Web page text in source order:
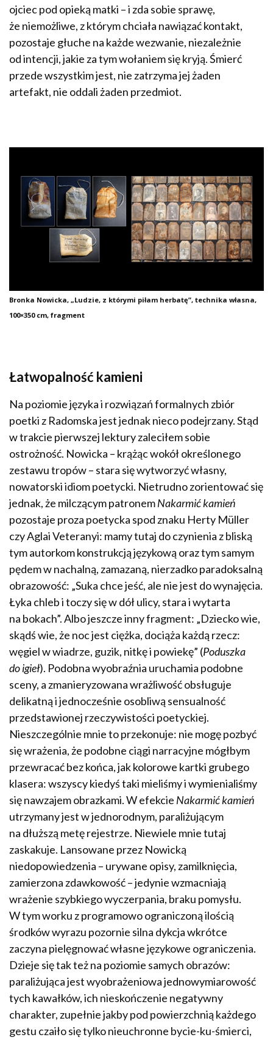
ojciec pod opieką matki – i zda sobie sprawę,
że niemożliwe, z którym chciała nawiązać kontakt,
pozostaje głuche na każde wezwanie, niezależnie
od intencji, jakie za tym wołaniem się kryją. Śmierć
przede wszystkim jest, nie zatrzyma jej żaden
artefakt, nie oddali żaden przedmiot.
Bronka Nowicka, „Ludzie, z którymi piłam herbatę”, technika własna,
100×350 cm, fragment
Łatwopalność kamieni
Na poziomie języka i rozwiązań formalnych zbiór
poetki z Radomska jest jednak nieco podejrzany. Stąd
w trakcie pierwszej lektury zaleciłem sobie
ostrożność. Nowicka – krążąc wokół określonego
zestawu tropów – stara się wytworzyć własny,
nowatorski idiom poetycki. Nietrudno zorientować się
jednak, że milczącym patronemNakarmić kamień
pozostaje proza poetycka spod znaku Herty Müller
czy Aglai Veteranyi: mamy tutaj do czynienia z bliską
tym autorkom konstrukcją językową oraz tym samym
pędem w nachalną, zamazaną, nierzadko paradoksalną
obrazowość: „Suka chce jeść, ale nie jest do wynajęcia.
Łyka chleb i toczy się w dół ulicy, stara i wytarta
na bokach”. Albo jeszcze inny fragment: „Dziecko wie,
skądś wie, że noc jest ciężka, dociąża każdą rzecz:
węgiel w wiadrze, guzik, nitkę i powiekę” (Poduszka
do igieł). Podobna wyobraźnia uruchamia podobne
sceny, a zmanieryzowana wrażliwość obsługuje
delikatną i jednocześnie osobliwą sensualność
przedstawionej rzeczywistości poetyckiej.
Nieszczególnie mnie to przekonuje: nie mogę pozbyć
się wrażenia, że podobne ciągi narracyjne mógłbym
przewracać bez końca, jak kolorowe kartki grubego
klasera: wszyscy kiedyś taki mieliśmy i wymienialiśmy
się nawzajem obrazkami. W efekcie Nakarmić kamień
utrzymany jest w jednorodnym, paraliżującym
na dłuższą metę rejestrze. Niewiele mnie tutaj
zaskakuje. Lansowane przez Nowicką
niedopowiedzenia – urywane opisy, zamilknięcia,
zamierzona zdawkowość – jedynie wzmacniają
wrażenie szybkiego wyczerpania, braku pomysłu.
W tym worku z programowo ograniczoną ilością
środków wyrazu pozornie silna dykcja wkrótce
zaczyna pielęgnować własne językowe ograniczenia.
Dzieje się tak też na poziomie samych obrazów:
paraliżująca jest wyobrażeniowa jednowymiarowość
tych kawałków, ich nieskończenie negatywny
charakter, zupełnie jakby pod powierzchnią każdego
gestu czaiło się tylko nieuchronne bycie-ku-śmierci,